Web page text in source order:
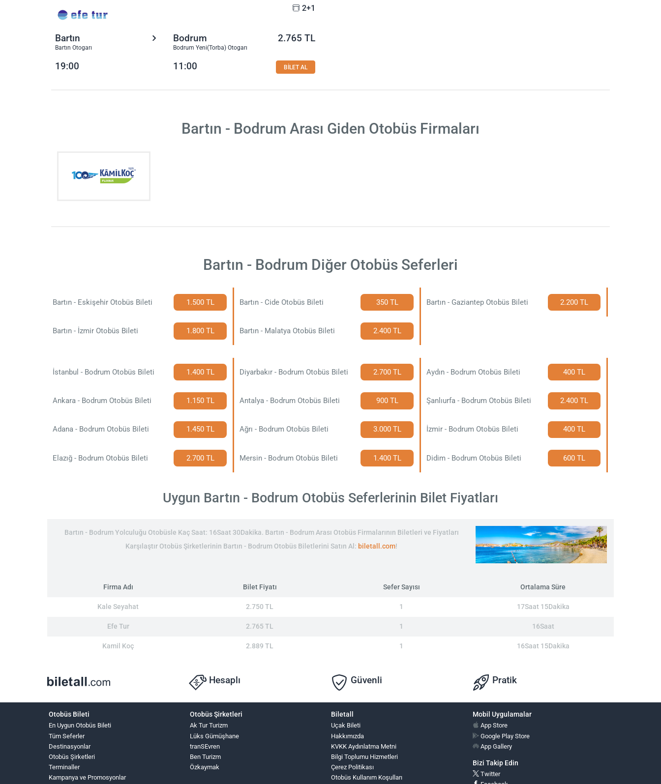
2+1
Bartın
Bartın Otogarı
Bodrum
Bodrum Yeni(Torba) Otogarı
2.765 TL
19:00 11:00 BİLET AL
Bartın - Bodrum Arası Giden Otobüs Firmaları
Bartın - Bodrum Diğer Otobüs Seferleri
Bartın - Eskişehir Otobüs Bileti 1.500 TL Bartın - Cide Otobüs Bileti 350 TL Bartın - Gaziantep Otobüs Bileti 2.200 TL
Bartın - İzmir Otobüs Bileti 1.800 TL Bartın - Malatya Otobüs Bileti 2.400 TL
İstanbul - Bodrum Otobüs Bileti 1.400 TL Diyarbakır - Bodrum Otobüs Bileti 2.700 TL Aydın - Bodrum Otobüs Bileti 400 TL
Ankara - Bodrum Otobüs Bileti 1.150 TL Antalya - Bodrum Otobüs Bileti 900 TL Şanlıurfa - Bodrum Otobüs Bileti 2.400 TL
Adana - Bodrum Otobüs Bileti 1.450 TL Ağrı - Bodrum Otobüs Bileti 3.000 TL İzmir - Bodrum Otobüs Bileti 400 TL
Elazığ - Bodrum Otobüs Bileti 2.700 TL Mersin - Bodrum Otobüs Bileti 1.400 TL Didim - Bodrum Otobüs Bileti 600 TL
Uygun Bartın - Bodrum Otobüs Seferlerinin Bilet Fiyatları
Bartın - Bodrum Yolculuğu Otobüsle Kaç Saat: 16Saat 30Dakika. Bartın - Bodrum Arası Otobüs Firmalarının Biletleri ve Fiyatları
Karşılaştır Otobüs Şirketlerinin Bartın - Bodrum Otobüs Biletlerini Satın Al: biletall.com!
Firma Adı Bilet Fiyatı Sefer Sayısı Ortalama Süre
Kale Seyahat 2.750 TL 1 17Saat 15Dakika
Efe Tur 2.765 TL 1 16Saat
Kamil Koç 2.889 TL 1 16Saat 15Dakika
Hesaplı Güvenli Pratik
Otobüs Bileti
En Uygun Otobüs Bileti
Tüm Seferler
Destinasyonlar
Otobüs Şirketleri
Terminaller
Kampanya ve Promosyonlar
Otobüs Şirketleri
Ak Tur Turizm
Lüks Gümüşhane
tranSEvren
Ben Turizm
Özkaymak
Biletall
Uçak Bileti
Hakkımızda
KVKK Aydınlatma Metni
Bilgi Toplumu Hizmetleri
Çerez Politikası
Otobüs Kullanım Koşulları
Mobil Uygulamalar
App Store
Google Play Store
App Gallery
Bizi Takip Edin
Twitter